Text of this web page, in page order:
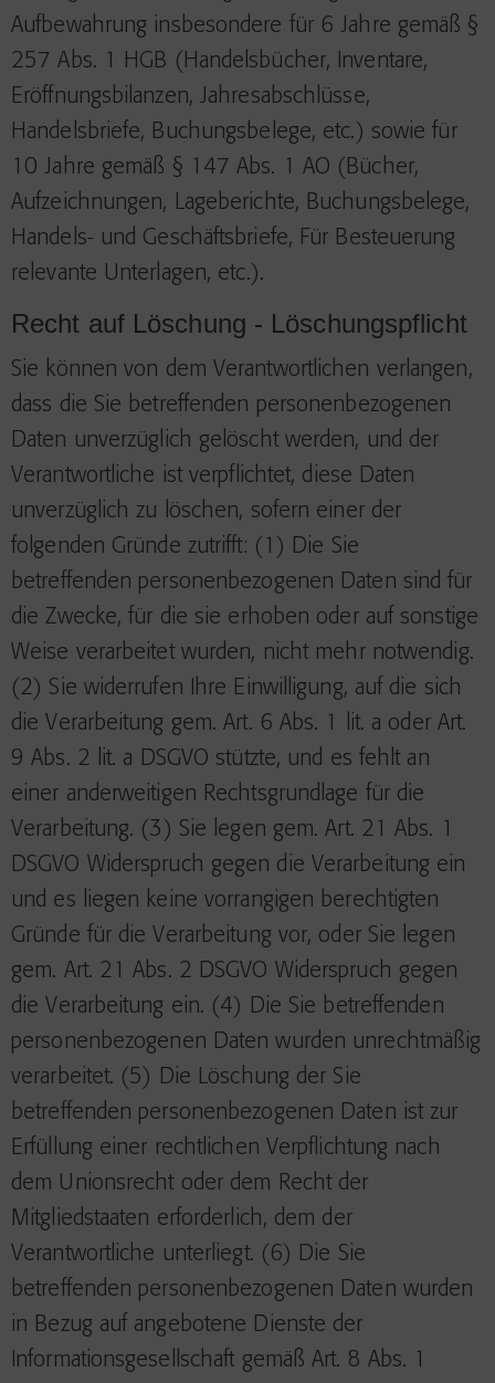
Aufbewahrung insbesondere für 6 Jahre gemäß §
257 Abs. 1 HGB (Handelsbücher, Inventare,
Eröffnungsbilanzen, Jahresabschlüsse,
Handelsbriefe, Buchungsbelege, etc.) sowie für
10 Jahre gemäß § 147 Abs. 1 AO (Bücher,
Aufzeichnungen, Lageberichte, Buchungsbelege,
Handels- und Geschäftsbriefe, Für Besteuerung
relevante Unterlagen, etc.).
Recht auf Löschung - Löschungspflicht
Sie können von dem Verantwortlichen verlangen,
dass die Sie betreffenden personenbezogenen
Daten unverzüglich gelöscht werden, und der
Verantwortliche ist verpflichtet, diese Daten
unverzüglich zu löschen, sofern einer der
folgenden Gründe zutrifft: (1) Die Sie
betreffenden personenbezogenen Daten sind für
die Zwecke, für die sie erhoben oder auf sonstige
Weise verarbeitet wurden, nicht mehr notwendig.
(2) Sie widerrufen Ihre Einwilligung, auf die sich
die Verarbeitung gem. Art. 6 Abs. 1 lit. a oder Art.
9 Abs. 2 lit. a DSGVO stützte, und es fehlt an
einer anderweitigen Rechtsgrundlage für die
Verarbeitung. (3) Sie legen gem. Art. 21 Abs. 1
DSGVO Widerspruch gegen die Verarbeitung ein
und es liegen keine vorrangigen berechtigten
Gründe für die Verarbeitung vor, oder Sie legen
gem. Art. 21 Abs. 2 DSGVO Widerspruch gegen
die Verarbeitung ein. (4) Die Sie betreffenden
personenbezogenen Daten wurden unrechtmäßig
verarbeitet. (5) Die Löschung der Sie
betreffenden personenbezogenen Daten ist zur
Erfüllung einer rechtlichen Verpflichtung nach
dem Unionsrecht oder dem Recht der
Mitgliedstaaten erforderlich, dem der
Verantwortliche unterliegt. (6) Die Sie
betreffenden personenbezogenen Daten wurden
in Bezug auf angebotene Dienste der
Informationsgesellschaft gemäß Art. 8 Abs. 1